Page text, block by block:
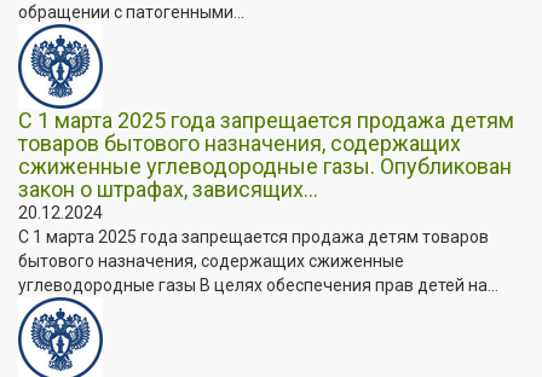
обращении с патогенными...
С 1 марта 2025 года запрещается продажа детям
товаров бытового назначения, содержащих
сжиженные углеводородные газы. Опубликован
закон о штрафах, зависящих...
20.12.2024
С 1 марта 2025 года запрещается продажа детям товаров
бытового назначения, содержащих сжиженные
углеводородные газы В целях обеспечения прав детей на...